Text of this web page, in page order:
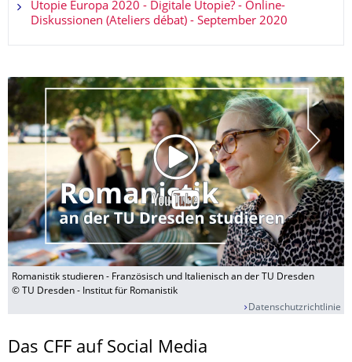
Utopie Europa 2020 - Digitale Utopie? - Online-
Diskussionen (Ateliers débat) - September 2020
Romanistik studieren - Französisch und Italienisch an der TU Dresden
© TU Dresden - Institut für Romanistik
Datenschutzrichtlinie
Das CFF auf Social Media